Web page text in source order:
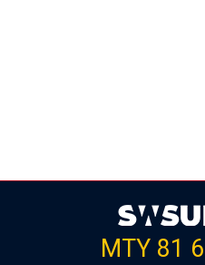
MTY 81